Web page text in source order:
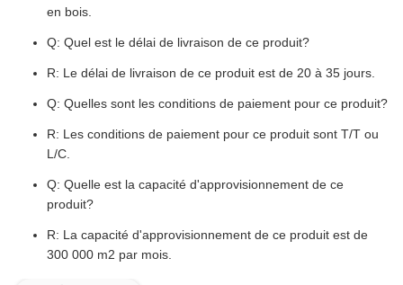
en bois.
Q: Quel est le délai de livraison de ce produit?
R: Le délai de livraison de ce produit est de 20 à 35 jours.
Q: Quelles sont les conditions de paiement pour ce produit?
R: Les conditions de paiement pour ce produit sont T/T ou
L/C.
Q: Quelle est la capacité d'approvisionnement de ce
produit?
R: La capacité d'approvisionnement de ce produit est de
300 000 m2 par mois.